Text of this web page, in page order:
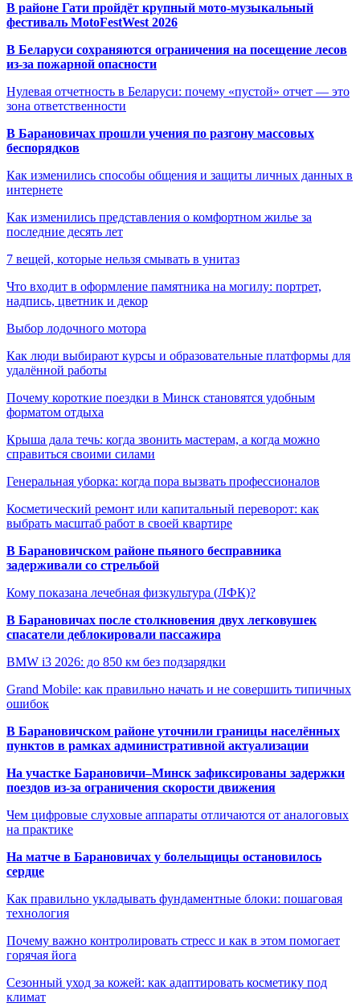
В районе Гати пройдёт крупный мото-музыкальный
фестиваль MotoFestWest 2026
В Беларуси сохраняются ограничения на посещение лесов
из-за пожарной опасности
Нулевая отчетность в Беларуси: почему «пустой» отчет — это
зона ответственности
В Барановичах прошли учения по разгону массовых
беспорядков
Как изменились способы общения и защиты личных данных в
интернете
Как изменились представления о комфортном жилье за
последние десять лет
7 вещей, которые нельзя смывать в унитаз
Что входит в оформление памятника на могилу: портрет,
надпись, цветник и декор
Выбор лодочного мотора
Как люди выбирают курсы и образовательные платформы для
удалённой работы
Почему короткие поездки в Минск становятся удобным
форматом отдыха
Крыша дала течь: когда звонить мастерам, а когда можно
справиться своими силами
Генеральная уборка: когда пора вызвать профессионалов
Косметический ремонт или капитальный переворот: как
выбрать масштаб работ в своей квартире
В Барановичском районе пьяного бесправника
задерживали со стрельбой
Кому показана лечебная физкультура (ЛФК)?
В Барановичах после столкновения двух легковушек
спасатели деблокировали пассажира
BMW i3 2026: до 850 км без подзарядки
Grand Mobile: как правильно начать и не совершить типичных
ошибок
В Барановичском районе уточнили границы населённых
пунктов в рамках административной актуализации
На участке Барановичи–Минск зафиксированы задержки
поездов из-за ограничения скорости движения
Чем цифровые слуховые аппараты отличаются от аналоговых
на практике
На матче в Барановичах у болельщицы остановилось
сердце
Как правильно укладывать фундаментные блоки: пошаговая
технология
Почему важно контролировать стресс и как в этом помогает
горячая йога
Сезонный уход за кожей: как адаптировать косметику под
климат